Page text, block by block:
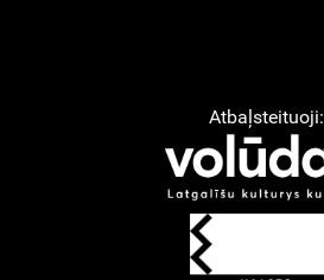
Atbaļsteituoji: